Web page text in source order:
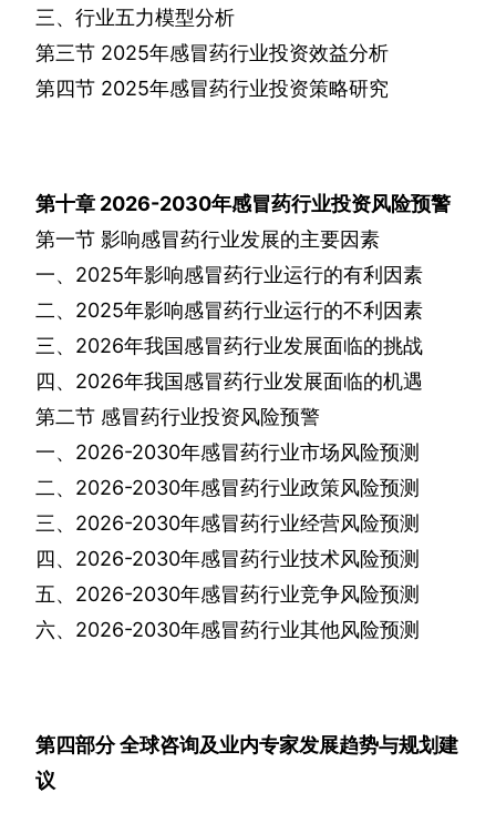
三、行业五力模型分析
第三节 2025年感冒药行业投资效益分析
第四节 2025年感冒药行业投资策略研究
第十章 2026-2030年感冒药行业投资风险预警
第一节 影响感冒药行业发展的主要因素
一、 2025年影响感冒药行业运行的有利因素
二、 2025年影响感冒药行业运行的不利因素
三、 2026年我国感冒药行业发展面临的挑战
四、 2026年我国感冒药行业发展面临的机遇
第二节 感冒药行业投资风险预警
一、 2026-2030年感冒药行业市场风险预测
二、 2026-2030年感冒药行业政策风险预测
三、 2026-2030年感冒药行业经营风险预测
四、 2026-2030年感冒药行业技术风险预测
五、 2026-2030年感冒药行业竞争风险预测
六、 2026-2030年感冒药行业其他风险预测
第四部分全球咨询及业内专家发展趋势与规划建
议